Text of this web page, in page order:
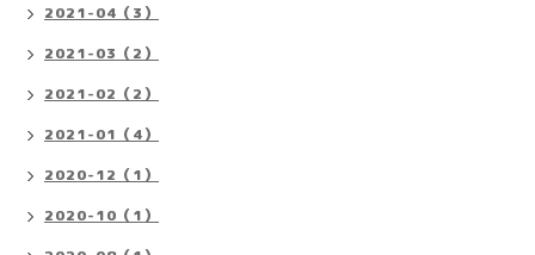
2021-04（3）
2021-03（2）
2021-02（2）
2021-01（4）
2020-12（1）
2020-10（1）